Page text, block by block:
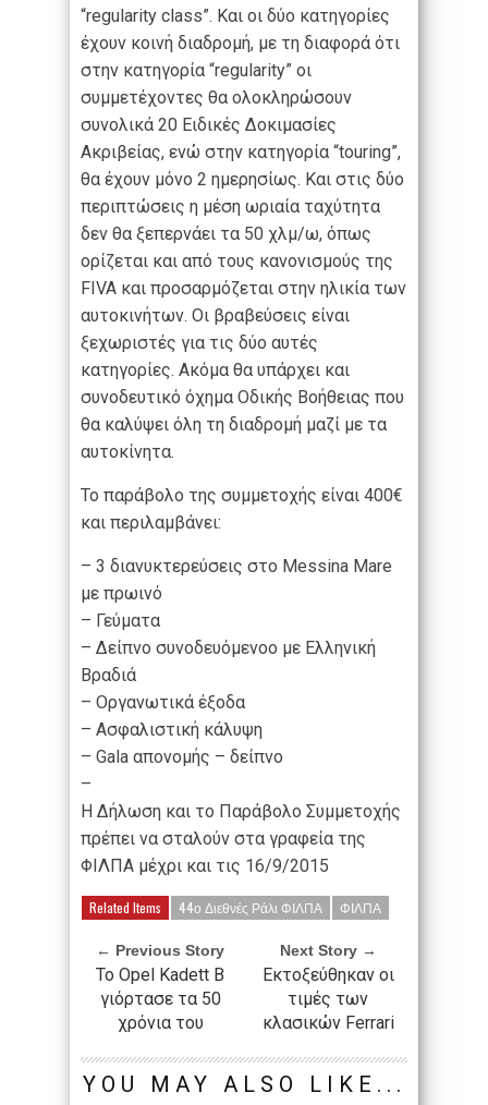
“regularity class”. Και οι δύο κατηγορίες
έχουν κοινή διαδρομή, με τη διαφορά ότι
στην κατηγορία “regularity” οι
συμμετέχοντες θα ολοκληρώσουν
συνολικά 20 Ειδικές Δοκιμασίες
Ακριβείας, ενώ στην κατηγορία “touring”,
θα έχουν μόνο 2 ημερησίως. Και στις δύο
περιπτώσεις η μέση ωριαία ταχύτητα
δεν θα ξεπερνάει τα 50 χλμ/ω, όπως
ορίζεται και από τους κανονισμούς της
FIVA και προσαρμόζεται στην ηλικία των
αυτοκινήτων. Οι βραβεύσεις είναι
ξεχωριστές για τις δύο αυτές
κατηγορίες. Ακόμα θα υπάρχει και
συνοδευτικό όχημα Οδικής Βοήθειας που
θα καλύψει όλη τη διαδρομή μαζί με τα
αυτοκίνητα.
Το παράβολο της συμμετοχής είναι 400€
και περιλαμβάνει:
– 3 διανυκτερεύσεις στο Messina Mare
με πρωινό
– Γεύματα
– Δείπνο συνοδευόμενοo με Ελληνική
Βραδιά
– Οργανωτικά έξοδα
– Ασφαλιστική κάλυψη
– Gala απονομής – δείπνο
–
Η Δήλωση και το Παράβολο Συμμετοχής
πρέπει να σταλούν στα γραφεία της
ΦΙΛΠΑ μέχρι και τις 16/9/2015
Related Items 44ο Διεθνές Ράλι ΦΙΛΠΑ ΦΙΛΠΑ
← Previous Story
Το Opel Kadett B
γιόρτασε τα 50
χρόνια του
Next Story →
Εκτοξεύθηκαν οι
τιμές των
κλασικών Ferrari
YOU MAY ALSO LIKE...